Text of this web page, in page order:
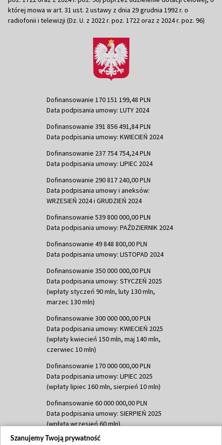
której mowa w art. 31 ust. 2 ustawy z dnia 29 grudnia 1992 r. o
radiofonii i telewizji (Dz. U. z 2022 r. poz. 1722 oraz z 2024 r. poz. 96)
Dofinansowanie 170 151 199,48 PLN
Data podpisania umowy: LUTY 2024
Dofinansowanie 391 856 491,84 PLN
Data podpisania umowy: KWIECIEŃ 2024
Dofinansowanie 237 754 754,24 PLN
Data podpisania umowy: LIPIEC 2024
Dofinansowanie 290 817 240,00 PLN
Data podpisania umowy i aneksów:
WRZESIEŃ 2024 i GRUDZIEŃ 2024
Dofinansowanie 539 800 000,00 PLN
Data podpisania umowy: PAŹDZIERNIK 2024
Dofinansowanie 49 848 800,00 PLN
Data podpisania umowy: LISTOPAD 2024
Dofinansowanie 350 000 000,00 PLN
Data podpisania umowy: STYCZEŃ 2025
(wpłaty styczeń 90 mln, luty 130 mln,
marzec 130 mln)
Dofinansowanie 300 000 000,00 PLN
Data podpisania umowy: KWIECIEŃ 2025
(wpłaty kwiecień 150 mln, maj 140 mln,
czerwiec 10 mln)
Dofinansowanie 170 000 000,00 PLN
Data podpisania umowy: LIPIEC 2025
(wpłaty lipiec 160 mln, sierpień 10 mln)
Dofinansowanie 60 000 000,00 PLN
Data podpisania umowy: SIERPIEŃ 2025
(wpłata wrzesień 60 mln)
Dofinansowanie 635 783 051,21 PLN
Szanujemy Twoją prywatność